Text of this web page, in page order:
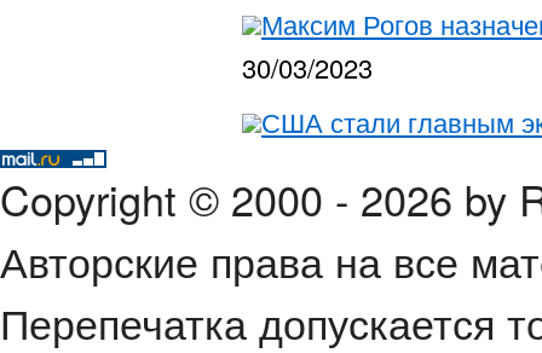
Максим Рогов
30/03/2023
США стали главным
Copyright © 2000 - 2026 by
Авторские права на все
Перепечатка допускается